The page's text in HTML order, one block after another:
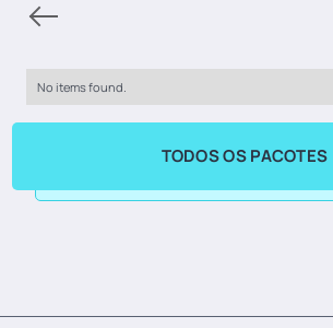
No items found.
TODOS OS PACOTES